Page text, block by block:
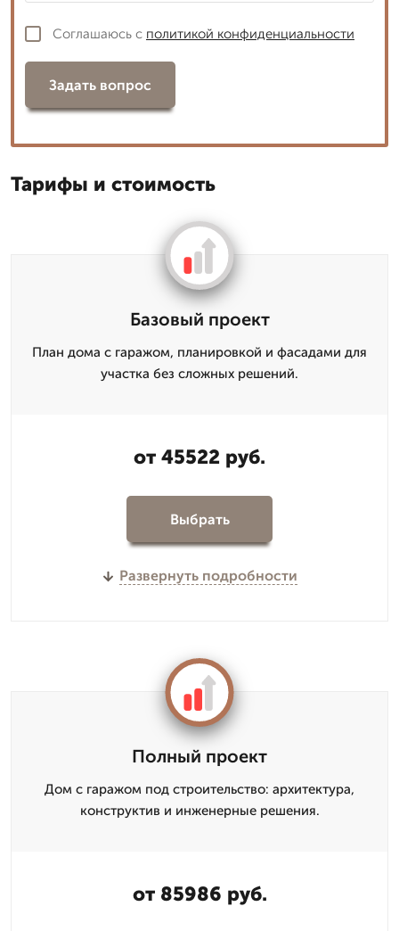
Соглашаюсь с политикой конфиденциальности
Задать вопрос
Тарифы и стоимость
Базовый проект
План дома с гаражом, планировкой и фасадами для
участка без сложных решений.
от 45522 руб.
Выбрать
Развернуть подробности
Полный проект
Дом с гаражом под строительство: архитектура,
конструктив и инженерные решения.
от 85986 руб.